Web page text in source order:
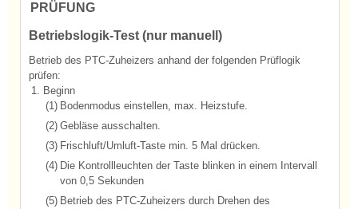
PRÜFUNG
Betriebslogik-Test (nur manuell)
Betrieb des PTC-Zuheizers anhand der folgenden Prüflogik
prüfen:
1. Beginn
(1) Bodenmodus einstellen, max. Heizstufe.
(2) Gebläse ausschalten.
(3) Frischluft/Umluft-Taste min. 5 Mal drücken.
(4) Die Kontrollleuchten der Taste blinken in einem Intervall
von 0,5 Sekunden
(5) Betrieb des PTC-Zuheizers durch Drehen des